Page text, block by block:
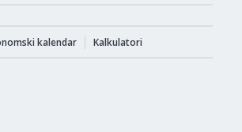
kalendar Kalkulatori